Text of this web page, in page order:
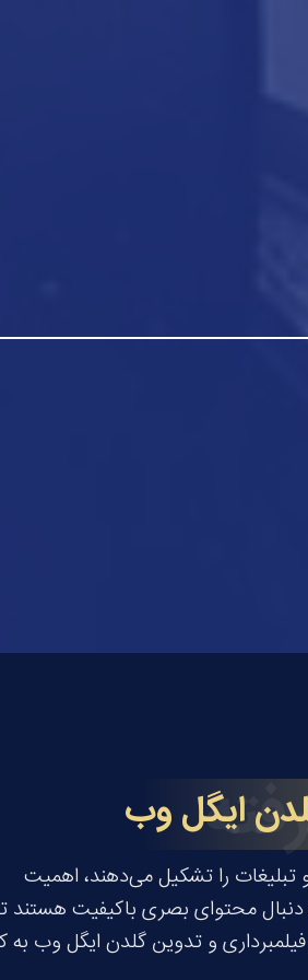
ایگل وب
تبلیغات را تشکیل می‌دهند، اهمیت
محتوای بصری باکیفیت هستند
فیلمبرداری و تدوین گلدن ایگل وب